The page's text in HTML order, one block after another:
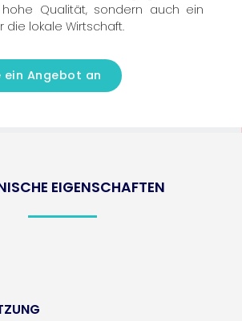
Qualität, sondern auch ein
die lokale Wirtschaft.
ein Angebot an
EIGENSCHAFTEN